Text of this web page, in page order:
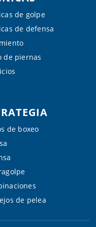
de golpe
de defensa
de piernas
de boxeo
de pelea